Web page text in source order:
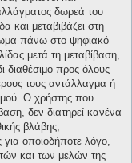
δωρεά του
και μεταβιβάζει στη
πάνω στο ψηφιακό
μετά τη μεταβίβαση,
διαθέσιμο προς όλους
τους αντάλλαγμα ή
Ο χρήστης που
δεν διατηρεί κανένα
βλάβης,
οποιοδήποτε λόγο,
και των μελών της